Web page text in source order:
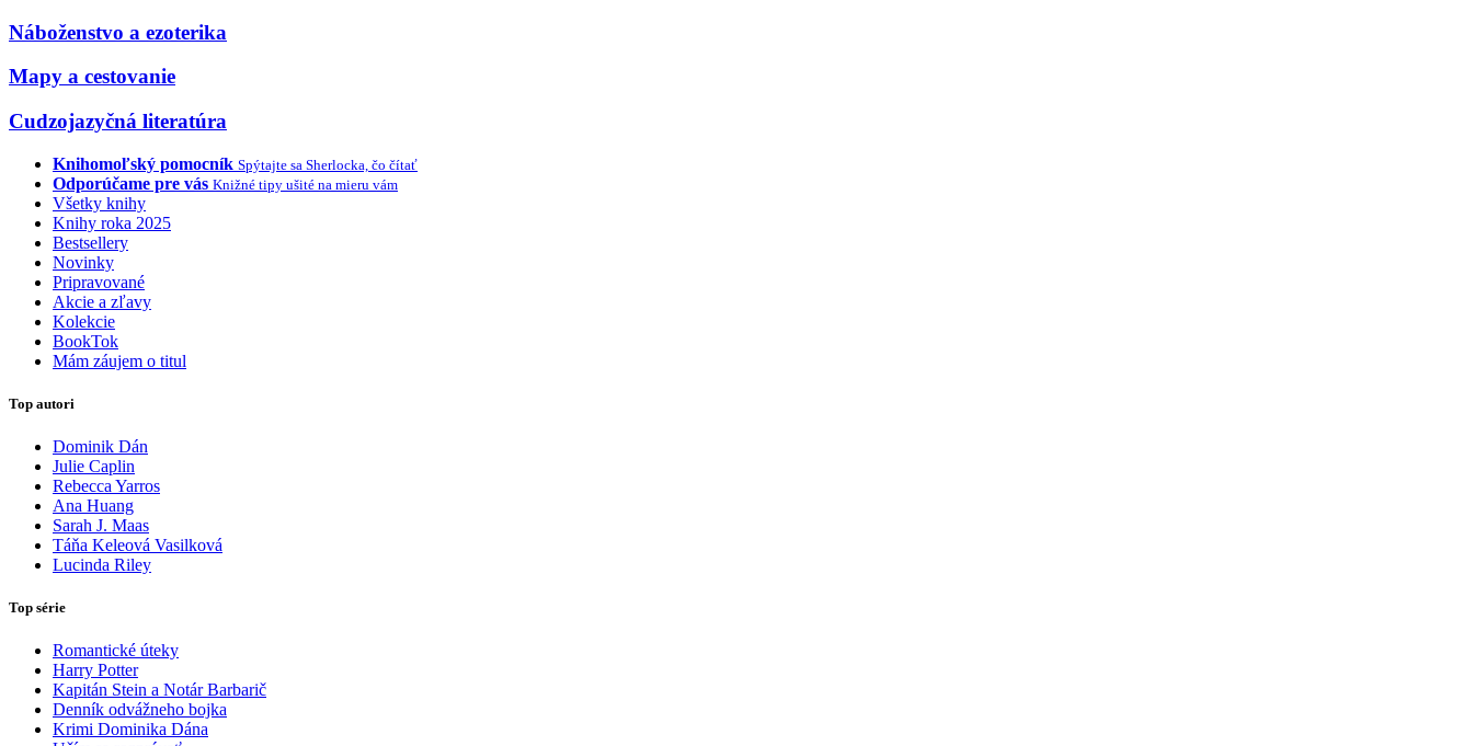
Náboženstvo a ezoterika
Mapy a cestovanie
Cudzojazyčná literatúra
Knihomoľský pomocník Spýtajte sa Sherlocka, čo čítať
Odporúčame pre vás Knižné tipy ušité na mieru vám
Všetky knihy
Knihy roka 2025
Bestsellery
Novinky
Pripravované
Akcie a zľavy
Kolekcie
BookTok
Mám záujem o titul
Top autori
Dominik Dán
Julie Caplin
Rebecca Yarros
Ana Huang
Sarah J. Maas
Táňa Keleová Vasilková
Lucinda Riley
Top série
Romantické úteky
Harry Potter
Kapitán Stein a Notár Barbarič
Denník odvážneho bojka
Krimi Dominika Dána